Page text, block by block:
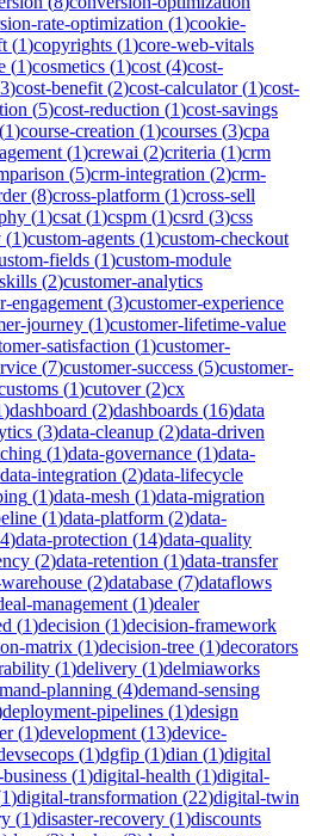
rate-optimization (1)cookie-
(1)copyrights (1)core-web-vitals
(1)cosmetics (1)cost (4)cost-
3)cost-benefit (2)cost-calculator(1)cost-
(5)cost-reduction (1)cost-savings
(1)course-creation (1)courses (3)cpa
(1)crewai (2)criteria (1)crm
(5)crm-integration (2)crm-
(8)cross-platform (1)cross-sell
(1)csat (1)cspm (1)csrd (3)css
(1)custom-agents (1)custom-checkout
fields (1)custom-module
(2)customer-analytics
engagement (3)customer-experience
journey (1)customer-lifetime-value
satisfaction (1)customer-
(7)customer-success (5)customer-
(1)cutover(2)cx
)dashboard (2)dashboards (16)data
(3)data-cleanup (2)data-driven
(1)data-governance (1)data-
data-integration (2)data-lifecycle
(1)data-mesh (1)data-migration
(1)data-platform (2)data-
4)data-protection (14)data-quality
(2)data-retention (1)data-transfer
(2)database (7)dataflows
management (1)dealer
(1)decision (1)decision-framework
matrix (1)decision-tree (1)decorators
(1)delivery (1)delmiaworks
planning (4)demand-sensing
deployment-pipelines (1)design
(1)development (13)device-
(1)dgfip (1)dian (1)digital
(1)digital-health (1)digital-
1)digital-transformation (22)digital-twin
(1)disaster-recovery (1)discounts